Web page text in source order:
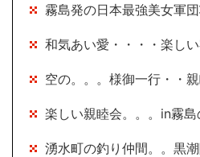
霧島発の日本最強美女軍
和気あい愛・・・・楽し
空の。。。様御一行・・
楽しい親睦会。。。in霧
湧水町の釣り仲間。。黒